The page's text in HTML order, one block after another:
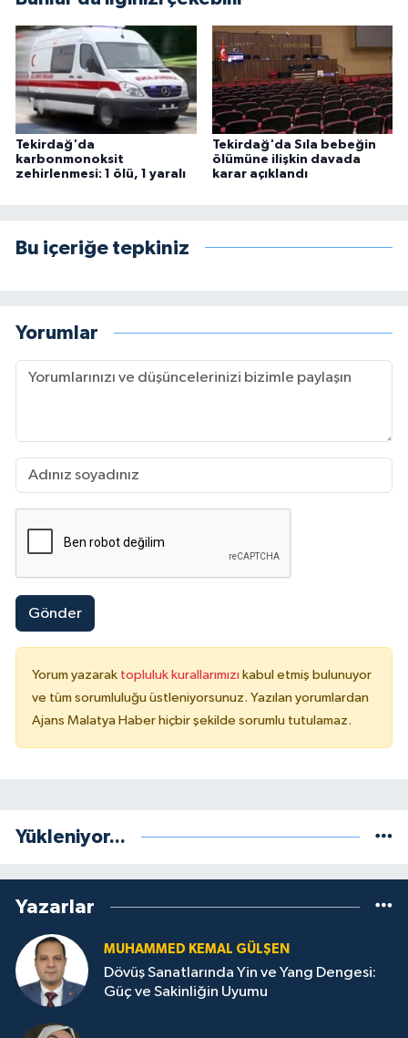
Tekirdağ'da
karbonmonoksit
zehirlenmesi: 1 ölü, 1 yaralı
Tekirdağ'da Sıla bebeğin
ölümüne ilişkin davada
karar açıklandı
Bu içeriğe tepkiniz
Yorumlar
Gönder
Yorum yazarak topluluk kurallarımızı kabul etmiş bulunuyor
ve tüm sorumluluğu üstleniyorsunuz. Yazılan yorumlardan
Ajans Malatya Haber hiçbir şekilde sorumlu tutulamaz.
Yükleniyor...
Yazarlar
MUHAMMED KEMAL GÜLŞEN
Dövüş Sanatlarında Yin ve Yang Dengesi:
Güç ve Sakinliğin Uyumu